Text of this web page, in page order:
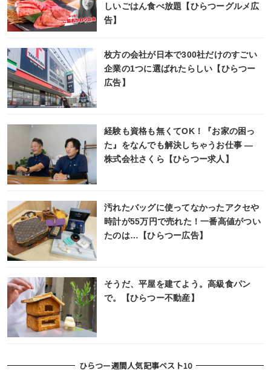
しいごはん食べ放題【ひらつーグルメ広
告】
枚方の会社が日本で300社だけのすごい
企業の1つに選ばれたらしい【ひらつー
広告】
経験も資格も無くてOK！『お家の困っ
た』をなんでも解決しちゃうお仕事 ―
株式会社さくら【ひらつー求人】
汚れたバッグに使ってなかったアクセや
時計が55万円で売れた！一番高値がつい
たのは…【ひらつー広告】
そうだ、平屋を建てよう。高級食パン
で。【ひらつー不動産】
ひらつー週間人気記事ベスト10